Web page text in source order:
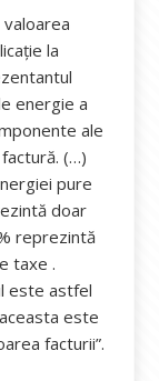
la
energie a
ale
(…)
pure
doar
reprezintă
taxe .
este astfel
este
facturii”.